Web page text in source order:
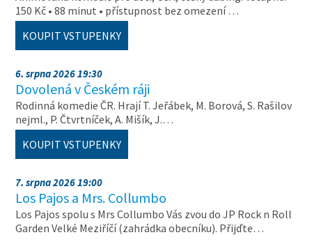
150 Kč • 88 minut • přístupnost bez omezení …
KOUPIT VSTUPENKY
6. srpna 2026 19:30
Dovolená v Českém ráji
Rodinná komedie ČR. Hrají T. Jeřábek, M. Borová, S. Rašilov
nejml., P. Čtvrtníček, A. Mišík, J.…
KOUPIT VSTUPENKY
7. srpna 2026 19:00
Los Pajos a Mrs. Collumbo
Los Pajos spolu s Mrs Collumbo Vás zvou do JP Rock n Roll
Garden Velké Meziříčí (zahrádka obecníku). Přijďte…